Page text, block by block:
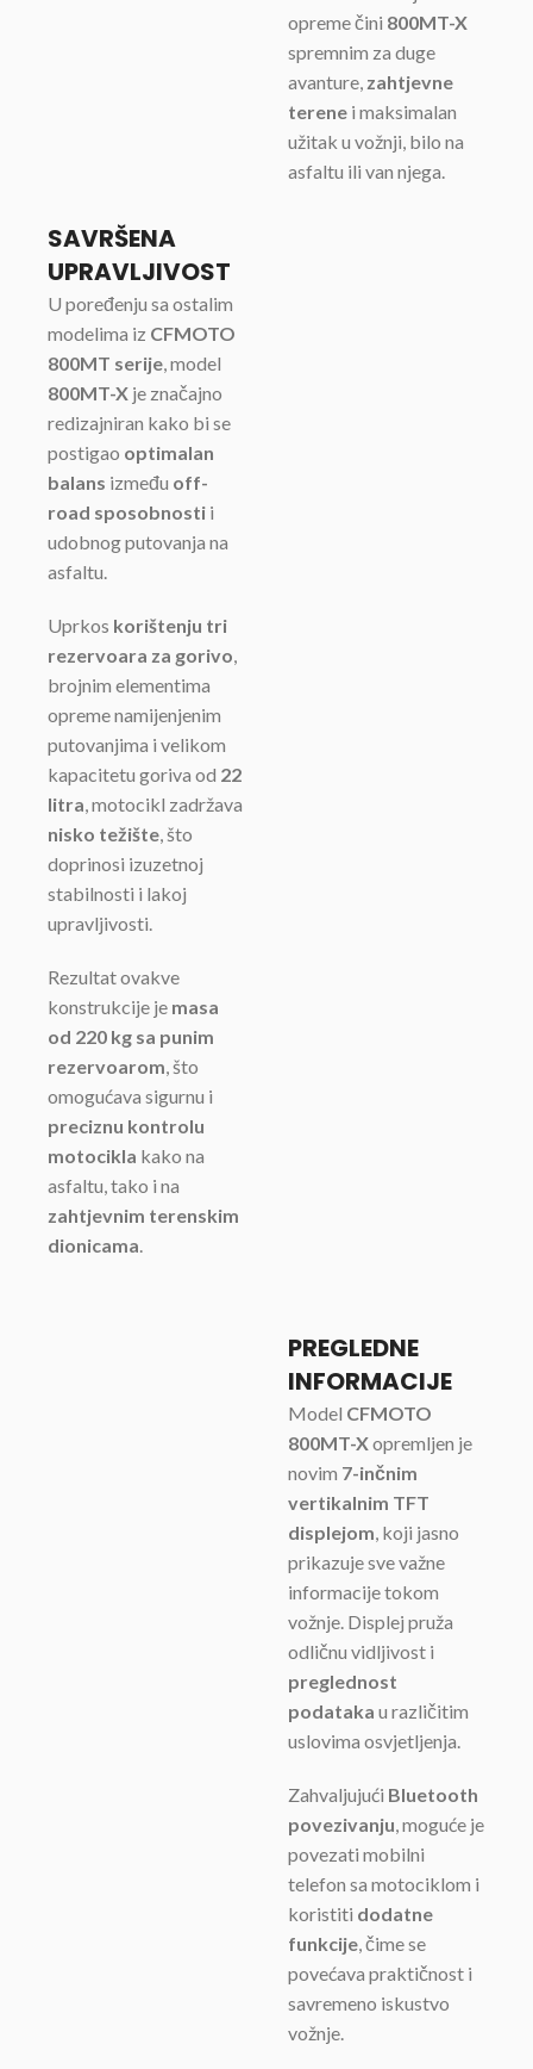
opreme čini 800MT-X
spremnim za duge
avanture, zahtjevne
terene i maksimalan
užitak u vožnji, bilo na
asfaltu ili van njega.
SAVRŠENA
UPRAVLJIVOST
U poređenju sa ostalim
modelima iz CFMOTO
800MT serije , model
800MT-X je značajno
redizajniran kako bi se
postigao optimalan
balans između off-
road sposobnosti i
udobnog putovanja na
asfaltu.
Uprkos korištenju tri
rezervoara za gorivo
brojnim elementima
opreme namijenjenim
putovanjima i velikom
kapacitetu goriva od 22
litra , motocikl zadržava
nisko težište , što
doprinosi izuzetnoj
stabilnosti i lakoj
upravljivosti.
Rezultat ovakve
konstrukcije je masa
od 220 kg sa punim
rezervoarom , što
omogućava sigurnu i
preciznu kontrolu
motocikla kako na
asfaltu, tako i na
zahtjevnim terenskim
dionicama
PREGLEDNE
INFORMACIJE
Model CFMOTO
800MT-Xopremljen je
novim 7-inčnim
vertikalnim TFT
displejom , koji jasno
prikazuje sve važne
informacije tokom
vožnje. Displej pruža
odličnu vidljivost i
preglednost
podataka u različitim
uslovima osvjetljenja.
Zahvaljujući Bluetooth
povezivanju , moguće je
povezati mobilni
telefon sa motociklom i
koristiti dodatne
funkcije , čime se
povećava praktičnost i
savremeno iskustvo
vožnje.